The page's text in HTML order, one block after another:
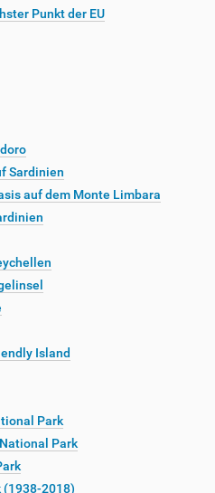
Punkt der EU
Sardinien
auf dem Monte Limbara
Island
Park
Park
(1938-2018)